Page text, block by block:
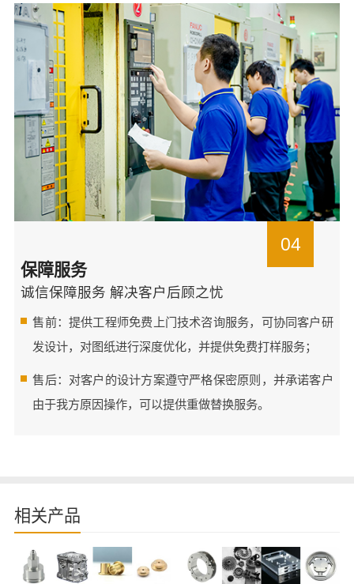
04
保障服务
诚信保障服务 解决客户后顾之忧
售前：提供工程师免费上门技术咨询服务，可协同客户研
发设计，对图纸进行深度优化，并提供免费打样服务；
售后：对客户的设计方案遵守严格保密原则，并承诺客户
由于我方原因操作，可以提供重做替换服务。
相关产品